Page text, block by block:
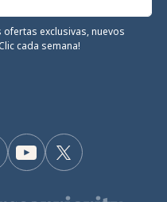
ofertas exclusivas, nuevos
cada semana!
Twitter
YouTube